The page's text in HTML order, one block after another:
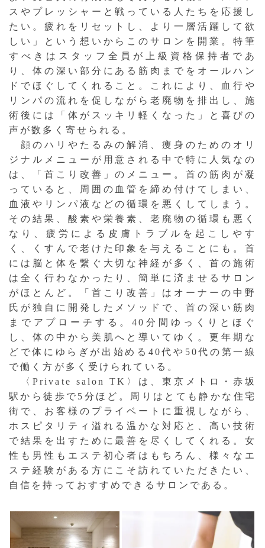
スやプレッシャーと戦っている人たちを応援し
たい。疲れをリセットし、より一層活躍して欲
しい」という想いからこのサロンを開業。特筆
すべきはスタッフ全員が上級資格保持者であ
り、体の深い部分にある筋肉までをオールハン
ドでほぐしてくれること。これにより、血行や
リンパの流れを促しながら老廃物を排出し、施
術後には「体がスッキリ軽くなった」と喜びの
声が数多く寄せられる。
顔のハリやたるみの解消、痩身のためのオリ
ジナルメニューが用意される中で特に人気なの
は、「首こり改善」のメニュー。首の筋肉が凝
っていると、周囲の血管を締め付けてしまい、
血液やリンパ液などの循環を悪くしてしまう。
その結果、酸素や栄養素、老廃物の循環も悪く
なり、疲労による皮膚トラブルを起こしやす
く、くすんで老けた印象を与えることにも。首
には脳と体を繋ぐ大切な神経が多く、首の施術
は全く行わなかったり、簡単に済ませるサロン
がほとんど。「首こり改善」はオーナーの中野
氏が独自に開発したメソッドで、首の深い筋肉
までアプローチする。40分間ゆっくりとほぐ
し、体の中から美肌へと導いてゆく。更年期な
どで体にゆらぎが出始める40代や50代の第一線
で働く方が多く受けられている。
〈Private salon TK〉は、東京メトロ・赤坂
駅から徒歩で5分ほど。周りはとても静かな住宅
街で、お客様のプライベートに重視しながら、
ホスピタリティ溢れる温かな対応と、高い技術
で結果を出すために最善を尽くしてくれる。女
性も男性もエステ初心者はもちろん、様々なエ
ステ経験がある方にこそ訪れていただきたい、
自信を持っておすすめできるサロンである。